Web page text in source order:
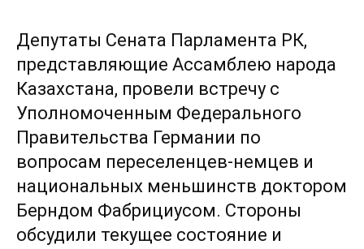
Депутаты Сената Парламента РК,
представляющие Ассамблею народа
Казахстана, провели встречу с
Уполномоченным Федерального
Правительства Германии по
вопросам переселенцев-немцев и
национальных меньшинств доктором
Берндом Фабрициусом. Стороны
обсудили текущее состояние и